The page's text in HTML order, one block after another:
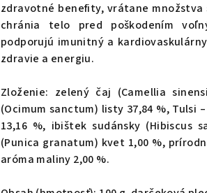
zdravotné benefity, vrátane
chránia telo pred poškodením
podporujú imunitný a
zdravie a energiu.
Zloženie: zelený čaj (Camellia
(Ocimum sanctum) listy 37,84 %,
13,16 %, ibištek sudánsky (Hibiscus
(Punica granatum) kvet 1,00 %,
aróma maliny 2,00 %.